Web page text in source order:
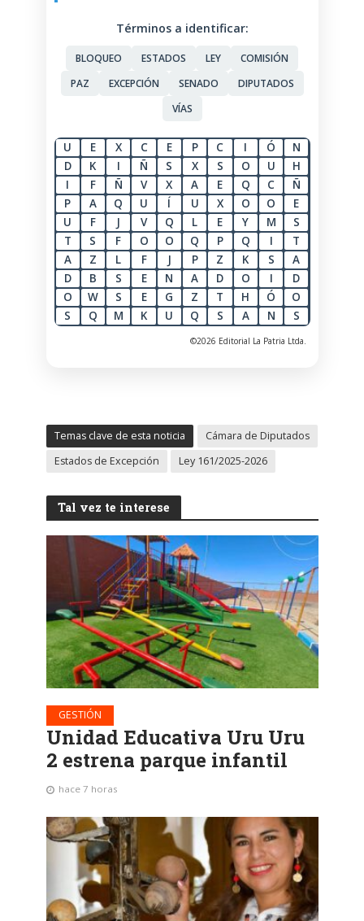
Términos a identificar:
BLOQUEO ESTADOS LEY
COMISIÓN
PAZ
EXCEPCIÓN SENADO
DIPUTADOS
VÍAS
U E X C E P C I Ó
N
D
K I Ñ S X S O U
H
I
F Ñ V X A E Q C
Ñ
P
A Q U Í U X O O
E
U
F J V Q L E Y M
S
T
S F O O Q P Q I
T
A
Z L F J P Z K S
A
D
B S E N A D O I
D
O
W S E G Z T H Ó
O
S
Q M K U Q S A N S
©2026 Editorial La Patria Ltda.
Temas clave de esta noticia
Cámara de Diputados
Estados de Excepción
Ley 161/2025-2026
Tal vez te interese
GESTIÓN
Unidad Educativa Uru Uru
2 estrena parque infantil
hace 7 horas